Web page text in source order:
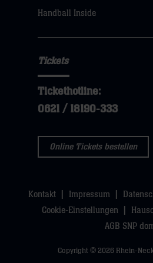
Handball Inside
Tickets
Tickethotline:
0621 / 18190-333
Online Tickets bestellen
Kontakt Impressum
Cookie-Einstellungen
AGB SNP
Copyright © 2026 Rhein-